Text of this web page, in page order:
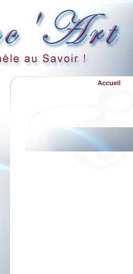
Accueil